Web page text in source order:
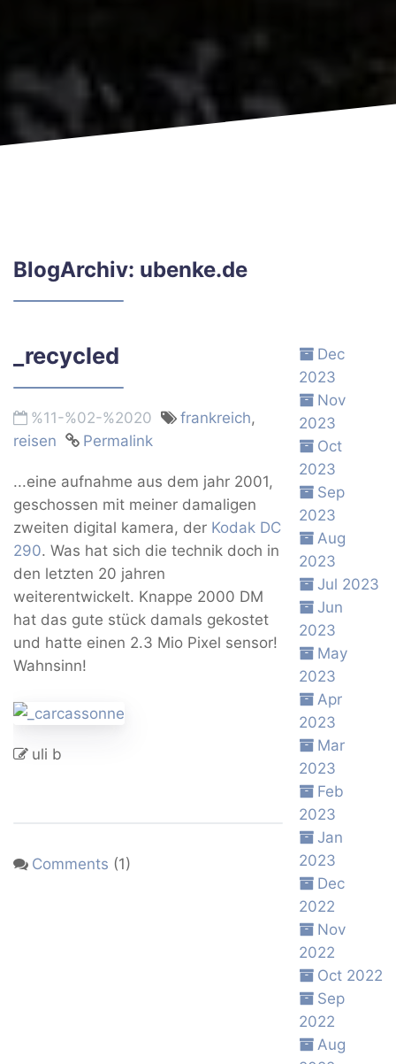
BlogArchiv: ubenke.de
_recycled
%11-%02-%2020 frankreich,
reisen
Permalink
...eine aufnahme aus dem jahr 2001,
geschossen mit meiner damaligen
zweiten digital kamera, der Kodak DC
290. Was hat sich die technik doch in
den letzten 20 jahren
weiterentwickelt. Knappe 2000 DM
hat das gute stück damals gekostet
und hatte einen 2.3 Mio Pixel sensor!
Wahnsinn!
uli b
Comments (1)
Dec
2023
Nov
2023
Oct
2023
Sep
2023
Aug
2023
Jul 2023
Jun
2023
May
2023
Apr
2023
Mar
2023
Feb
2023
Jan
2023
Dec
2022
Nov
2022
Oct 2022
Sep
2022
Aug